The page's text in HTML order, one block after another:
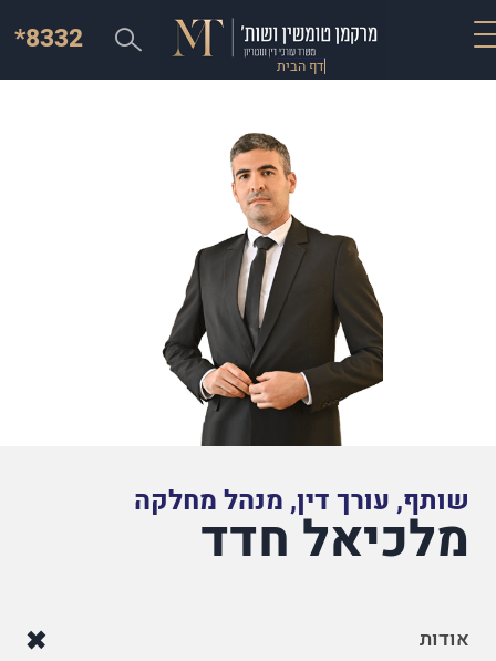
דף הבית
*8332
שותף, עורך דין, מנהל מחלקה
מלכיאל חדד
אודות